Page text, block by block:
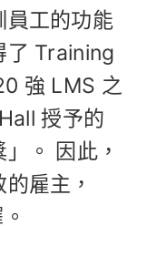
員工的功能
了 Training
強 LMS 之
授予的
。 因此，
雇主，